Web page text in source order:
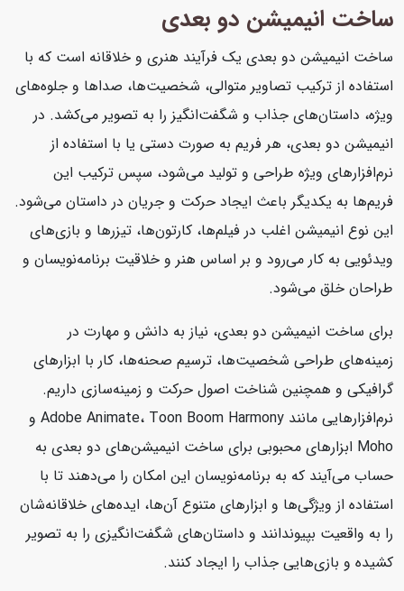
ساخت انیمیشن دو بعدی
ساخت انیمیشن دو بعدی یک فرآیند هنری و خلاقانه است که با
استفاده از ترکیب تصاویر متوالی، شخصیت‌ها، صداها و جلوه‌های
ویژه، داستان‌های جذاب و شگفت‌انگیز را به تصویر می‌کشد. در
انیمیشن دو بعدی، هر فریم به صورت دستی یا با استفاده از
نرم‌افزارهای ویژه طراحی و تولید می‌شود، سپس ترکیب این
فریم‌ها به یکدیگر باعث ایجاد حرکت و جریان در داستان می‌شود.
این نوع انیمیشن اغلب در فیلم‌ها، کارتون‌ها، تیزرها و بازی‌های
ویدئویی به کار می‌رود و بر اساس هنر و خلاقیت برنامه‌نویسان و
طراحان خلق می‌شود.
برای ساخت انیمیشن دو بعدی، نیاز به دانش و مهارت در
زمینه‌های طراحی شخصیت‌ها، ترسیم صحنه‌ها، کار با ابزارهای
گرافیکی و همچنین شناخت اصول حرکت و زمینه‌سازی داریم.
نرم‌افزارهایی مانند Adobe Animate، Toon Boom Harmony و
Moho ابزارهای محبوبی برای ساخت انیمیشن‌های دو بعدی به
حساب می‌آیند که به برنامه‌نویسان این امکان را می‌دهند تا با
استفاده از ویژگی‌ها و ابزارهای متنوع آن‌ها، ایده‌های خلاقانه‌شان
را به واقعیت بپیوندانند و داستان‌های شگفت‌انگیزی را به تصویر
کشیده و بازی‌هایی جذاب را ایجاد کنند.